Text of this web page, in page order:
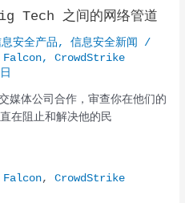
Tech 之间的网络管道
安全产品 ,信息安全新闻
/
,CrowdStrike
体公司合作，审查你在他们的
在阻止和解决他的民
,CrowdStrike